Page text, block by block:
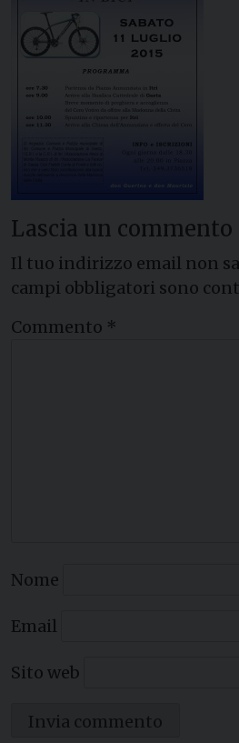
Lascia un commento
Il tuo indirizzo email non
campi obbligatori sono
Commento *
Nome
Email
Sito web